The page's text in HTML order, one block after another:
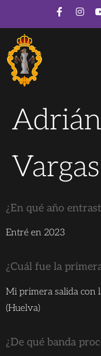
Vargas
¿En qué año
Entré en 2023
¿Cuál fue la
Mi primera salida con
(Huelva)
¿De qué banda